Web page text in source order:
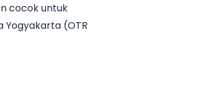
cocok untuk
Yogyakarta (OTR